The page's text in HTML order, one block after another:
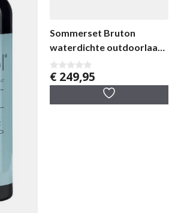
Sommerset Bruton
waterdichte outdoorlaars
unisex
0
v
€ 249,95